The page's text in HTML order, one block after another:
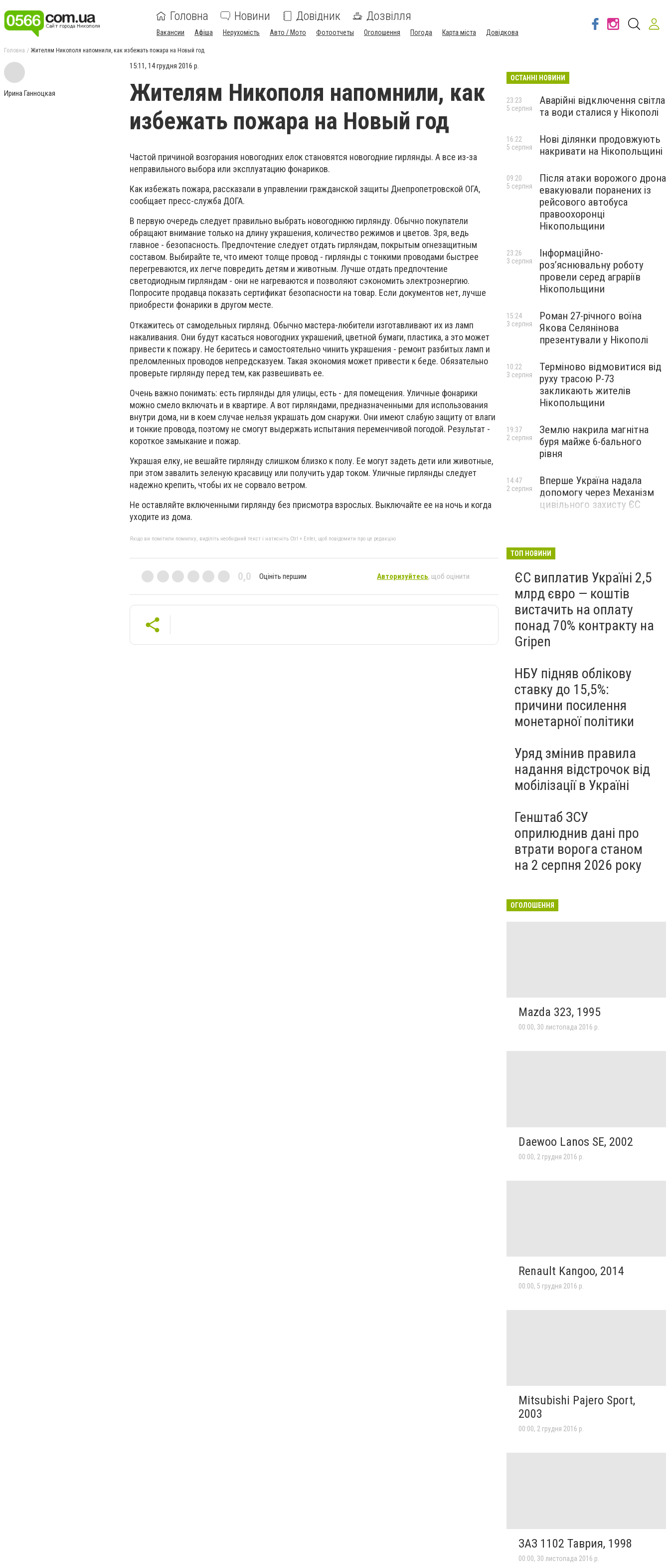
Головна Новини Довідник Дозвілля
Вакансии Афіша Нерухомість Авто / Мото Фотоотчеты Оголошення Погода Карта міста Довідкова
Головна Жителям Никополя напомнили, как избежать пожара на Новый год
Ирина Ганноцкая
15:11, 14 грудня 2016 р.
Жителям Никополя напомнили, как
избежать пожара на Новый год
Частой причиной возгорания новогодних елок становятся новогодние гирлянды. А все из-за
неправильного выбора или эксплуатацию фонариков.
Как избежать пожара, рассказали в управлении гражданской защиты Днепропетровской ОГА,
сообщает пресс-служба ДОГА.
В первую очередь следует правильно выбрать новогоднюю гирлянду. Обычно покупатели
обращают внимание только на длину украшения, количество режимов и цветов. Зря, ведь
главное - безопасность. Предпочтение следует отдать гирляндам, покрытым огнезащитным
составом. Выбирайте те, что имеют толще провод - гирлянды с тонкими проводами быстрее
перегреваются, их легче повредить детям и животным. Лучше отдать предпочтение
светодиодным гирляндам - они не нагреваются и позволяют сэкономить электроэнергию.
Попросите продавца показать сертификат безопасности на товар. Если документов нет, лучше
приобрести фонарики в другом месте.
Откажитесь от самодельных гирлянд. Обычно мастера-любители изготавливают их из ламп
накаливания. Они будут касаться новогодних украшений, цветной бумаги, пластика, а это может
привести к пожару. Не беритесь и самостоятельно чинить украшения - ремонт разбитых ламп и
преломленных проводов непредсказуем. Такая экономия может привести к беде. Обязательно
проверьте гирлянду перед тем, как развешивать ее.
Очень важно понимать: есть гирлянды для улицы, есть - для помещения. Уличные фонарики
можно смело включать и в квартире. А вот гирляндами, предназначенными для использования
внутри дома, ни в коем случае нельзя украшать дом снаружи. Они имеют слабую защиту от влаги
и тонкие провода, поэтому не смогут выдержать испытания переменчивой погодой. Результат -
короткое замыкание и пожар.
Украшая елку, не вешайте гирлянду слишком близко к полу. Ее могут задеть дети или животные,
при этом завалить зеленую красавицу или получить удар током. Уличные гирлянды следует
надежно крепить, чтобы их не сорвало ветром.
Не оставляйте включенными гирлянду без присмотра взрослых. Выключайте ее на ночь и когда
уходите из дома.
Якщо ви помітили помилку, виділіть необхідний текст і натисніть Ctrl + Enter, щоб повідомити про це редакцію
0,0 Оцініть першим Авторизуйтесь, щоб оцінити
ОСТАННІ НОВИНИ
Аварійні відключення світла
та води сталися у Нікополі
23:23
5 серпня
Нові ділянки продовжують
накривати на Нікопольщині
16:22
5 серпня
Після атаки ворожого дрона
евакуювали поранених із
рейсового автобуса
правоохоронці
Нікопольщини
09:20
5 серпня
Інформаційно-
роз’яснювальну роботу
провели серед аграріїв
Нікопольщини
23:26
3 серпня
Роман 27-річного воїна
Якова Селянінова
презентували у Нікополі
15:24
3 серпня
Терміново відмовитися від
руху трасою Р-73
закликають жителів
Нікопольщини
10:22
3 серпня
Землю накрила магнітна
буря майже 6-бального
рівня
19:37
2 серпня
Вперше Україна надала
допомогу через Механізм
цивільного захисту ЄС
14:47
2 серпня
ТОП НОВИНИ
ЄС виплатив Україні 2,5
млрд євро — коштів
вистачить на оплату
понад 70% контракту на
Gripen
НБУ підняв облікову
ставку до 15,5%:
причини посилення
монетарної політики
Уряд змінив правила
надання відстрочок від
мобілізації в Україні
Генштаб ЗСУ
оприлюднив дані про
втрати ворога станом
на 2 серпня 2026 року
ОГОЛОШЕННЯ
Mazda 323, 1995
00:00, 30 листопада 2016 р.
Daewoo Lanos SE, 2002
00:00, 2 грудня 2016 р.
Renault Kangoo, 2014
00:00, 5 грудня 2016 р.
Mitsubishi Pajero Sport,
2003
00:00, 2 грудня 2016 р.
ЗАЗ 1102 Таврия, 1998
00:00, 30 листопада 2016 р.